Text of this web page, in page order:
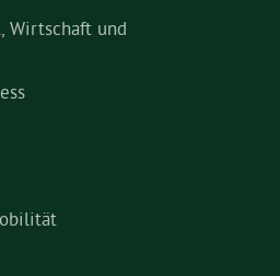
Wirtschaft und